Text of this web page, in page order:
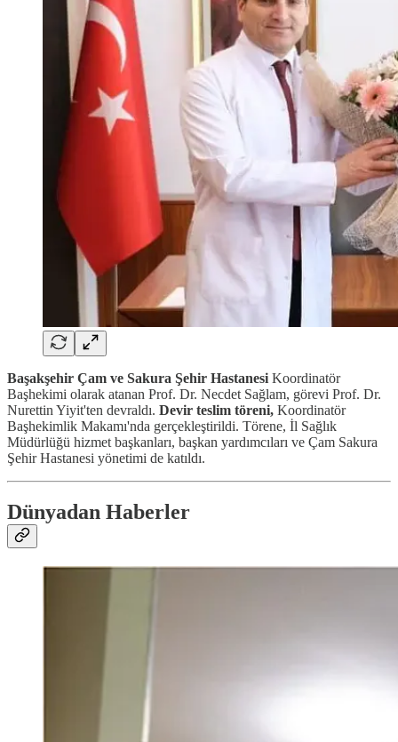
Başakşehir Çam ve Sakura Şehir Hastanesi Koordinatör
Başhekimi olarak atanan Prof. Dr. Necdet Sağlam, görevi Prof. Dr.
Nurettin Yiyit'ten devraldı. Devir teslim töreni, Koordinatör
Başhekimlik Makamı'nda gerçekleştirildi. Törene, İl Sağlık
Müdürlüğü hizmet başkanları, başkan yardımcıları ve Çam Sakura
Şehir Hastanesi yönetimi de katıldı.
Dünyadan Haberler